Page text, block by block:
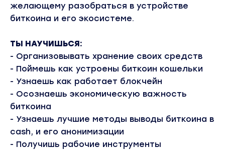
желающему разобраться в устройстве
биткоина и его экосистеме.
ТЫ НАУЧИШЬСЯ:
- Организовывать хранение своих средств
- Поймешь как устроены биткоин кошельки
- Узнаешь как работает блокчейн
- Осознаешь экономическую важность
биткоина
- Узнаешь лучшие методы выводы биткоина в
cash, и его анонимизации
- Получишь рабочие инструменты